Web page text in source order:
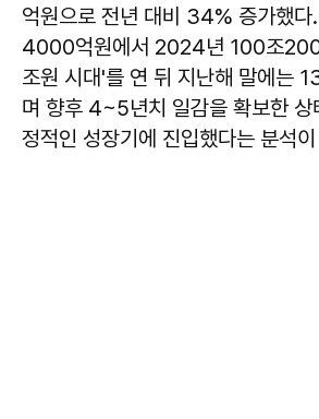
억원으로 전년 대비 34% 증가했
4000억원에서 2024년 100조
조원 시대'를 연 뒤 지난해 말에는
며 향후 4~5년치 일감을 확보한 상
정적인 성장기에 진입했다는 분석